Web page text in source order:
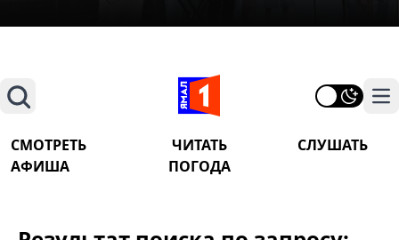
Поиск
СМОТРЕТЬ ЧИТАТЬ
СЛУШАТЬ
АФИША
ПОГОДА